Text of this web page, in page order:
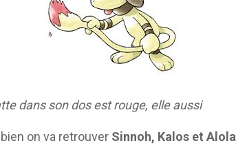
dans son dos est rouge, elle aussi
bien on va retrouver Sinnoh, Kalos et Alola